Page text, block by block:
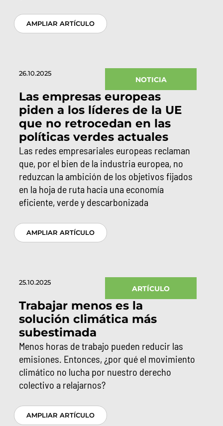
AMPLIAR ARTÍCULO
26.10.2025
NOTICIA
Las empresas europeas
piden a los líderes de la UE
que no retrocedan en las
políticas verdes actuales
Las redes empresariales europeas reclaman
que, por el bien de la industria europea, no
reduzcan la ambición de los objetivos fijados
en la hoja de ruta hacia una economía
eficiente, verde y descarbonizada
AMPLIAR ARTÍCULO
25.10.2025
ARTÍCULO
Trabajar menos es la
solución climática más
subestimada
Menos horas de trabajo pueden reducir las
emisiones. Entonces, ¿por qué el movimiento
climático no lucha por nuestro derecho
colectivo a relajarnos?
AMPLIAR ARTÍCULO